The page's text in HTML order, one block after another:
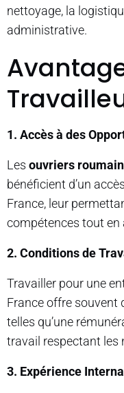
nettoyage, la
administrative.
1. Accès à des
Les ouvriers
bénéficient d’un
France, leur
compétences tout en
2. Conditions de
Travailler pour une
France offre souvent
telles qu’une
travail respectant les
3. Expérience